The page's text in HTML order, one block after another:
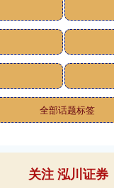
全部话题标签
关注 泓川证券